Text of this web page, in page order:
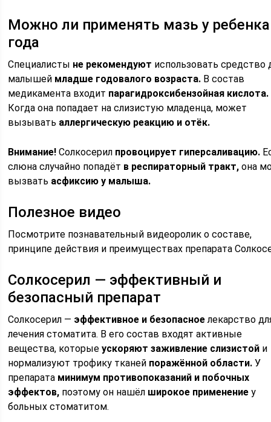
Можно ли применять мазь у
года
Специалисты не рекомендуют использовать средство
малышей младше годовалого возраста. В состав
медикамента входит парагидроксибензойная кислота.
Когда она попадает на слизистую младенца, может
вызывать аллергическую реакцию и отёк.
Внимание! Солкосерил провоцирует гиперсаливацию.
слюна случайно попадёт в респираторный тракт, она
вызвать асфиксию у малыша.
Полезное видео
Посмотрите познавательный видеоролик о составе,
принципе действия и преимуществах препарата
Солкосерил — эффективный и
безопасный препарат
Солкосерил — эффективное и безопасноелекарство
лечения стоматита. В его состав входят активные
вещества, которыеускоряют заживление слизистой и
нормализуют трофику тканей поражённой области. У
препарата минимум противопоказаний и побочных
эффектов, поэтому он нашёл широкое применение у
больных стоматитом.